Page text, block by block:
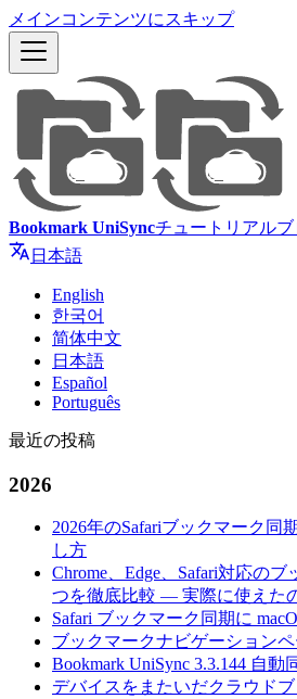
メインコンテンツにスキップ
Bookmark UniSyncチュートリアル
日本語
English
한국어
简体中文
日本語
Español
Português
最近の投稿
2026
2026年のSafariブックマーク同
し方
Chrome、Edge、Safari対応の
つを徹底比較 — 実際に使えた
Safari ブックマーク同期に
ブックマークナビゲーション
Bookmark UniSync 3.3.144 自動
デバイスをまたいだクラウド